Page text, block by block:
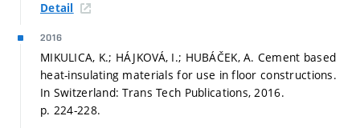
Detail
2016
MIKULICA, K.; HÁJKOVÁ, I.; HUBÁČEK, A. Cement based
heat-insulating materials for use in floor constructions.
In Switzerland: Trans Tech Publications, 2016.
p. 224-228.